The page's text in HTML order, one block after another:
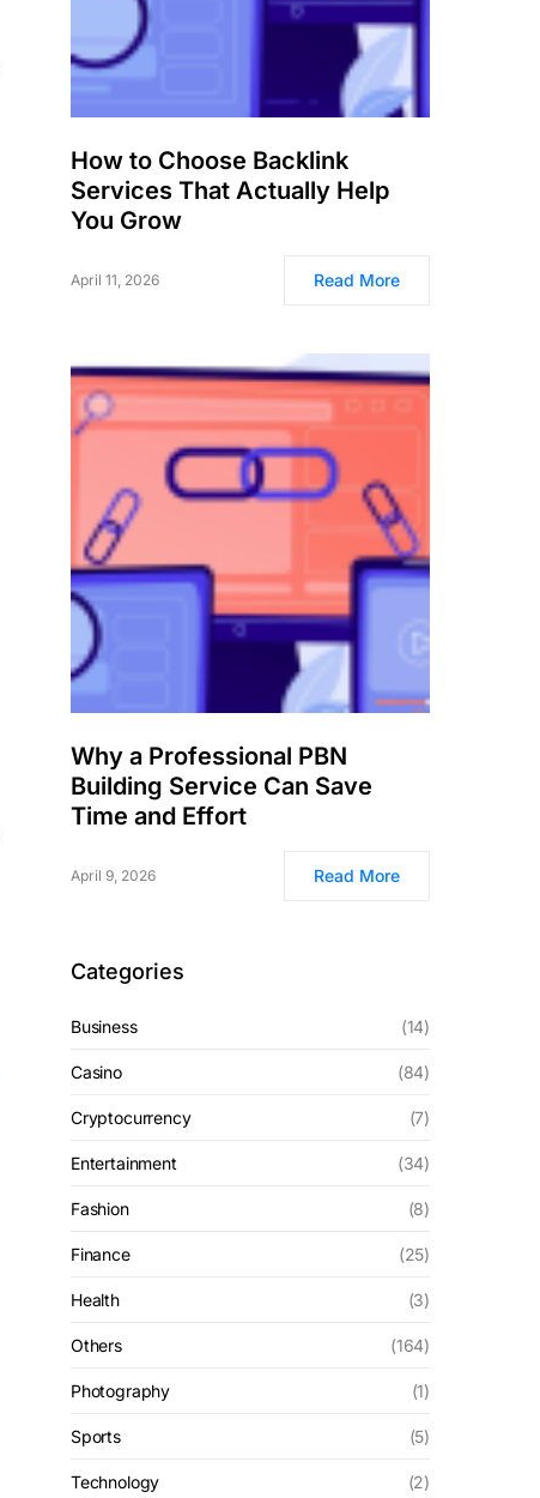
How to Choose Backlink
Services That Actually Help
You Grow
April 11, 2026 Read More
Why a Professional PBN
Building Service Can Save
Time and Effort
April 9, 2026 Read More
Categories
Business (14)
Casino (84)
Cryptocurrency (7)
Entertainment (34)
Fashion (8)
Finance (25)
Health (3)
Others (164)
Photography (1)
Sports (5)
Technology (2)